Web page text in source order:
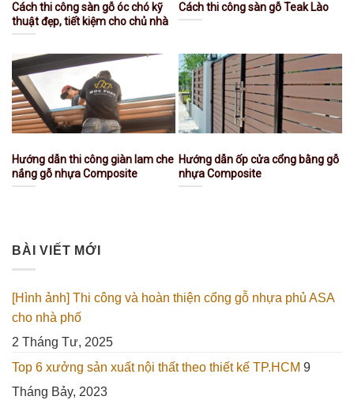
Cách thi công sàn gỗ óc chó kỹ
thuật đẹp, tiết kiệm cho chủ nhà
Cách thi công sàn gỗ Teak Lào
Hướng dẫn thi công giàn lam che
nắng gỗ nhựa Composite
Hướng dẫn ốp cửa cổng bằng gỗ
nhựa Composite
BÀI VIẾT MỚI
[Hình ảnh] Thi công và hoàn thiện cổng gỗ nhựa phủ ASA
cho nhà phố
2 Tháng Tư, 2025
Top 6 xưởng sản xuất nội thất theo thiết kế TP.HCM 9
Tháng Bảy, 2023